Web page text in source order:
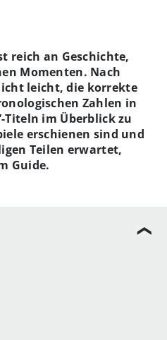
reich an Geschichte,
Momenten. Nach
leicht, die korrekte
Zahlen in
Titeln im Überblick zu
erschienen sind und
Teilen erwartet,
Guide.